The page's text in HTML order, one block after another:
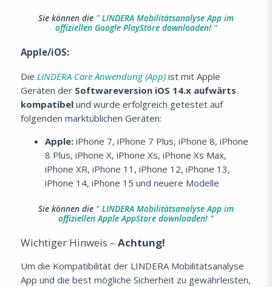
Sie können die " LINDERA Mobilitätsanalyse App im
offiziellen Google PlayStore downloaden! "
Apple/iOS:
Die LINDERA Care Anwendung (App) ist mit Apple
Geräten der Softwareversion iOS 14.x aufwärts
kompatibel und wurde erfolgreich getestet auf
folgenden marktüblichen Geräten:
Apple: iPhone 7, iPhone 7 Plus, iPhone 8, iPhone
8 Plus, iPhone X, iPhone Xs, iPhone Xs Max,
iPhone XR, iPhone 11, iPhone 12, iPhone 13,
iPhone 14, iPhone 15 und neuere Modelle
Sie können die " LINDERA Mobilitätsanalyse App im
offiziellen Apple AppStore downloaden! "
Wichtiger Hinweis – Achtung!
Um die Kompatibilität der LINDERA Mobilitätsanalyse
App und die best mögliche Sicherheit zu gewährleisten,